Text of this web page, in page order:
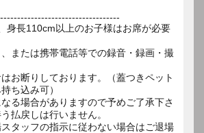
身長110cm以上のお子様はお席が必要
または携帯電話等での録音・録画・撮
お断りしております。（蓋つきペット
ち込み可）
る場合がありますので予めご了承下さ
払戻しは行いません。
タッフの指示に従わない場合はご退場